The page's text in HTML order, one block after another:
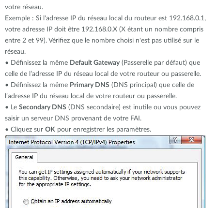
votre réseau.
Exemple : Si l'adresse IP du réseau local du routeur est 192.168.0.1,
votre adresse IP doit être 192.168.0.X (X étant un nombre compris
entre 2 et 99). Vérifiez que le nombre choisi n'est pas utilisé sur le
réseau.
• Définissez la même Default Gateway (Passerelle par défaut) que
celle de l’adresse IP du réseau local de votre routeur ou passerelle.
• Définissez la même Primary DNS (DNS principal) que celle de
l’adresse IP du réseau local de votre routeur ou passerelle.
• Le Secondary DNS (DNS secondaire) est inutile ou vous pouvez
saisir un serveur DNS provenant de votre FAI.
• Cliquez sur OK pour enregistrer les paramètres.